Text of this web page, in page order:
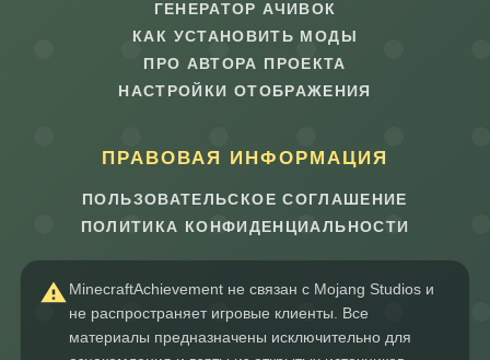
ГЕНЕРАТОР АЧИВОК
КАК УСТАНОВИТЬ МОДЫ
ПРО АВТОРА ПРОЕКТА
НАСТРОЙКИ ОТОБРАЖЕНИЯ
ПРАВОВАЯ ИНФОРМАЦИЯ
ПОЛЬЗОВАТЕЛЬСКОЕ СОГЛАШЕНИЕ
ПОЛИТИКА КОНФИДЕНЦИАЛЬНОСТИ
MinecraftAchievement не связан с Mojang Studios и
не распространяет игровые клиенты. Все
материалы предназначены исключительно для